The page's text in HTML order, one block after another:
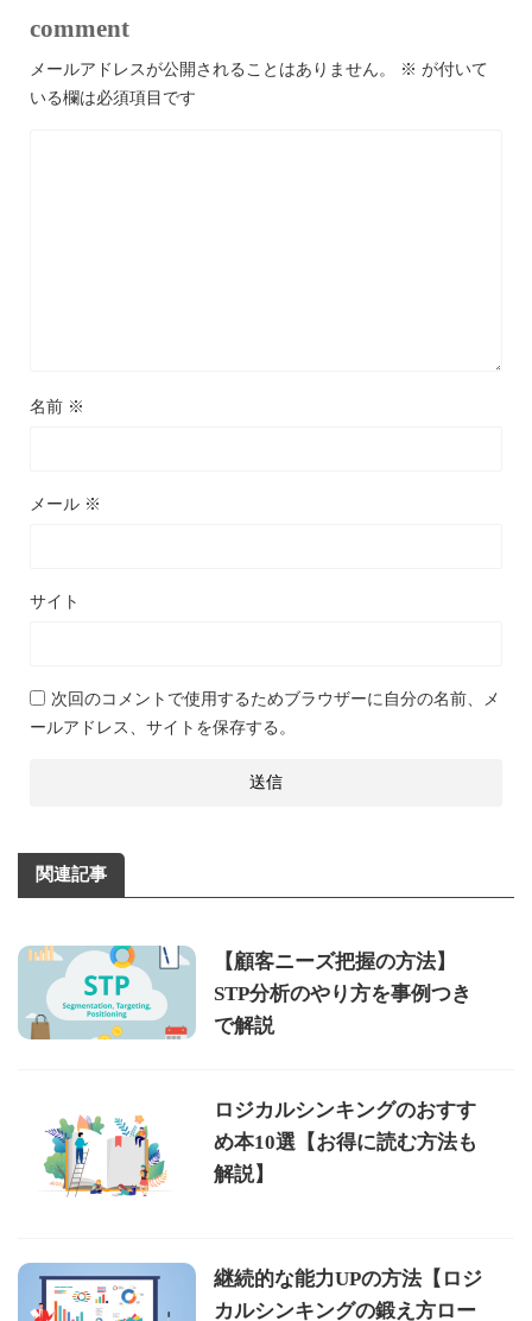
comment
メールアドレスが公開されることはありません。 ※ が付いて
いる欄は必須項目です
名前 ※
メール ※
サイト
次回のコメントで使用するためブラウザーに自分の名前、メ
ールアドレス、サイトを保存する。
関連記事
【顧客ニーズ把握の方法】
STP分析のやり方を事例つき
で解説
ロジカルシンキングのおすす
め本10選【お得に読む方法も
解説】
継続的な能力UPの方法【ロジ
カルシンキングの鍛え方ロー